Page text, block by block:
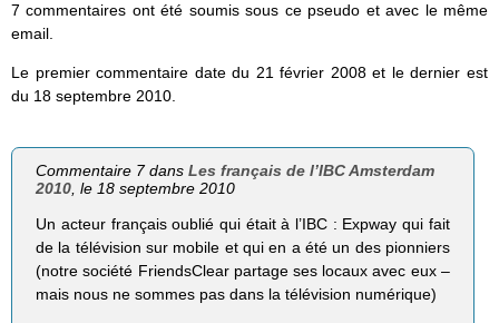
7 commentaires ont été soumis sous ce pseudo et avec le même
email.
Le premier commentaire date du 21 février 2008 et le dernier est
du 18 septembre 2010.
Commentaire 7 dansLes français de l’IBC Amsterdam
2010, le 18 septembre 2010
Un acteur français oublié qui était à l’IBC : Expway qui fait
de la télévision sur mobile et qui en a été un des pionniers
(notre société FriendsClear partage ses locaux avec eux –
mais nous ne sommes pas dans la télévision numérique)